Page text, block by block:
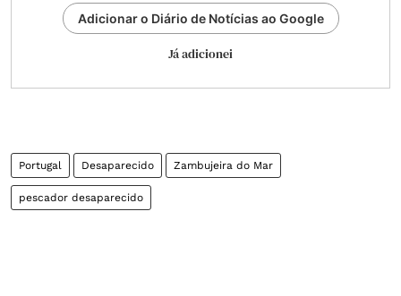
Adicionar o Diário de Notícias ao Google
Já adicionei
Portugal Desaparecido Zambujeira do Mar
pescador desaparecido